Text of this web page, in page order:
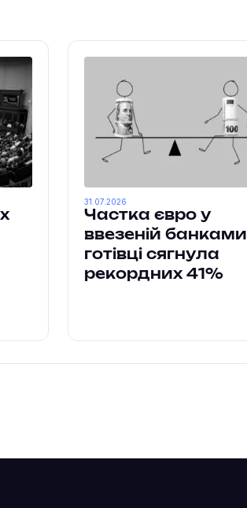
Частка євро у
ввезеній банками
готівці сягнула
рекордних 41%
31.07.2026